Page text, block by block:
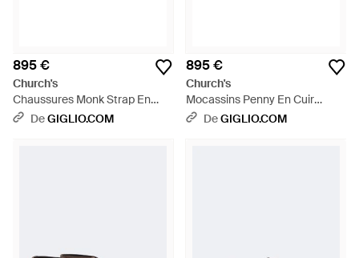
895 €
Church's
Chaussures Monk Strap En
Cuir De Veau Brossé Avec
DeGIGLIO.COM
895 €
Church's
Mocassins Penny En Cuir
Brossé Avec Semelle En Cuir Et
DeGIGLIO.COM